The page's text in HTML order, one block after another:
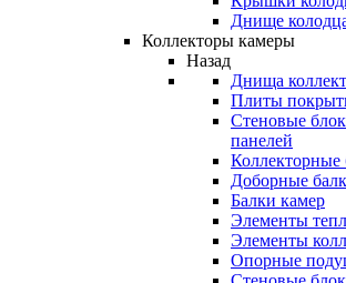
Днище
Коллекторы камеры
Назад
Днища
Плиты
Стеновые
панелей
Коллекторные
Доборные
Балки камер
Элементы
Элементы
Опорные